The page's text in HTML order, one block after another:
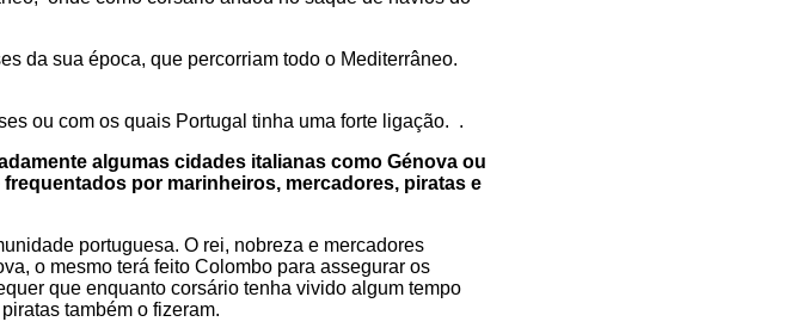
da sua época, que percorriam todo o Mediterrâneo.
ou com os quais Portugal tinha uma forte ligação. .
algumas cidades italianas como Génova ou
por marinheiros, mercadores, piratas e
portuguesa. O rei, nobreza e mercadores
o mesmo terá feito Colombo para assegurar os
que enquanto corsário tenha vivido algum tempo
também o fizeram.